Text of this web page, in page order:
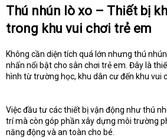
Thú nhún lò xo – Thiết bị
trong khu vui chơi trẻ em
Không cần diện tích quá lớn nhưng thú
nhấn nổi bật cho sân chơi trẻ em. Đây là
hình từ trường học, khu dân cư đến khu vui
Việc đầu tư các thiết bị vận động như thú
trí mà còn góp phần xây dựng môi trường
năng động và an toàn cho bé.